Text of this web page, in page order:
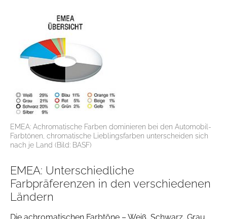
EMEA: Achromatische Farben dominieren bei den Automobil-
Farbtönen, chromatische Lieblingsfarben unterscheiden sich
nach je Land (Bild: BASF)
EMEA: Unterschiedliche
Farbpräferenzen in den verschiedenen
Ländern